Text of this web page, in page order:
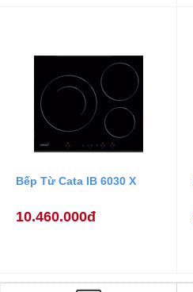
Bếp Từ Cata IB 6030 X
10.460.000đ